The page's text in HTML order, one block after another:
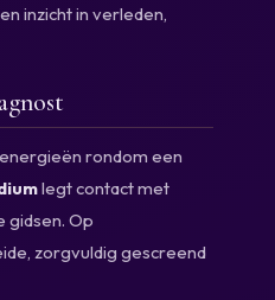
inzicht in verleden,
rondom een
legt contact met
gidsen. Op
zorgvuldig gescreend